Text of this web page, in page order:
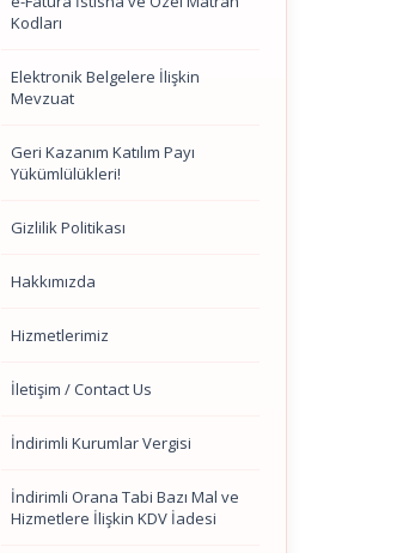
Kodları
Elektronik Belgelere İlişkin
Mevzuat
Geri Kazanım Katılım Payı
Yükümlülükleri!
Gizlilik Politikası
Hakkımızda
Hizmetlerimiz
İletişim / Contact Us
İndirimli Kurumlar Vergisi
İndirimli Orana Tabi Bazı Mal ve
Hizmetlere İlişkin KDV İadesi